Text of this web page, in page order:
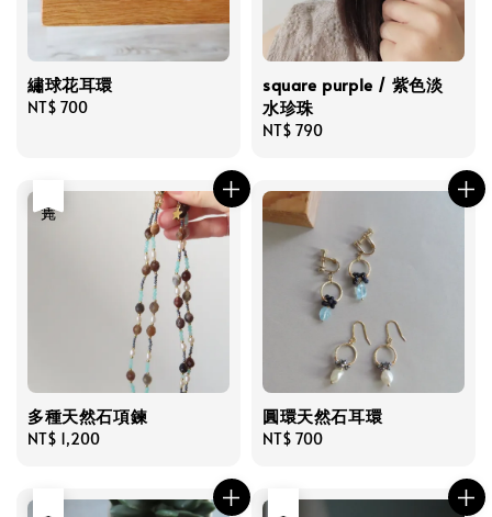
繡球花耳環
Regular
NT$ 700
square purple / 紫色淡
水珍珠
Regular
NT$ 790
多種天然石項鍊
Regular
NT$ 1,200
圓環天然石耳環
Regular
NT$ 700